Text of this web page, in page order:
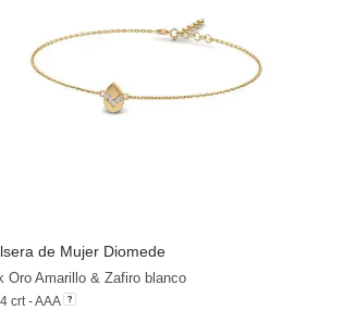
de Mujer Diomede
Oro Amarillo & Zafiro blanco
crt - AAA